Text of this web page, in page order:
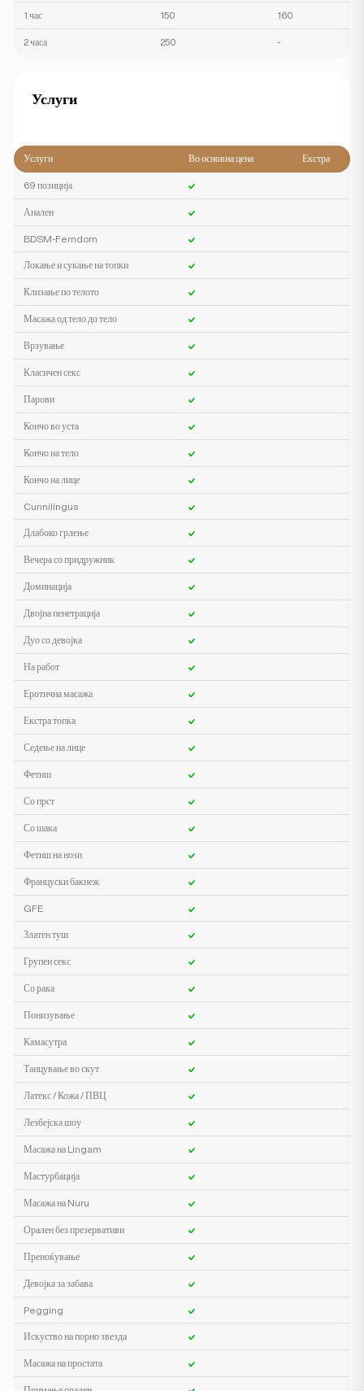
1 час 150 160
2 часа 250 -
Услуги
Услуги Во основна цена Екстра
69 позиција
Анален
BDSM-Femdom
Локање и сукање на топки
Клизање по телото
Масажа од тело до тело
Врзување
Класичен секс
Парови
Кончо во уста
Кончо на тело
Кончо на лице
Cunnilingus
Длабоко грлење
Вечера со придружник
Доминација
Двојна пенетрација
Дуо со девојка
На работ
Еротична масажа
Екстра топка
Седење на лице
Фетиш
Со прст
Со шака
Фетиш на нози
Француски бакнеж
GFE
Златен туш
Групен секс
Со рака
Понизување
Камасутра
Танцување во скут
Латекс / Кожа / ПВЦ
Лезбејска шоу
Масажа на Lingam
Мастурбација
Масажа на Nuru
Орален без презервативи
Преноќување
Девојка за забава
Pegging
Искуство на порно звезда
Масажа на простата